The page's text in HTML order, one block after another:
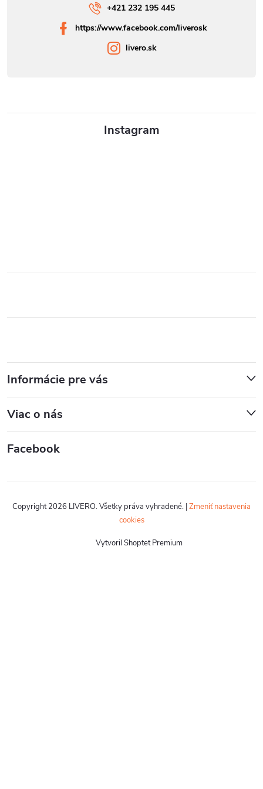
Instagram
Informácie pre vás
Viac o nás
Facebook
+421 232 195 445
https://www.facebook.com/liverosk
livero.sk
Vytvoril Shoptet Premium
Copyright 2026 LIVERO. Všetky práva vyhradené. Zmeniť nastavenia
cookies